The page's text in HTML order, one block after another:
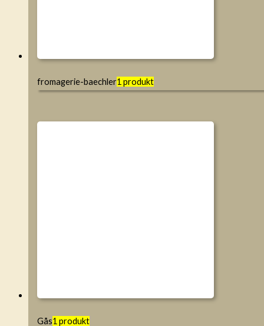
fromagerie-baechler1 produkt
Gås1 produkt